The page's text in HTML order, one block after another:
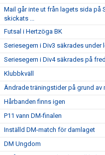
Mail går inte ut från lagets sida på
skickats ...
Futsal i Hertzöga BK
Seriesegern i Div3 säkrades under
Seriesegern i Div4 säkrades på
Klubbkväll
Ändrade träningstider på grund av
Hårbanden finns igen
P11 vann DM-finalen
Inställd DM-match för damlaget
DM Ungdom